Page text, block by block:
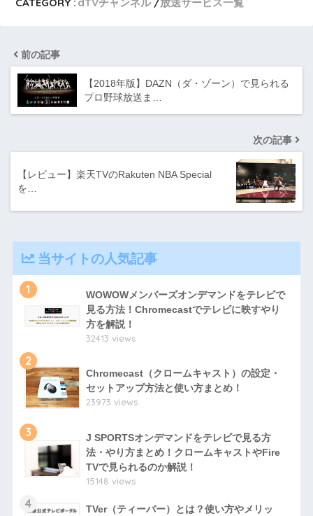
前の記事
【2018年版】DAZN（ダ・ゾーン）で見られる
プロ野球放送ま…
次の記事
【レビュー】楽天TVのRakuten NBA Special
を…
当サイトの人気記事
1
WOWOWメンバーズオンデマンドをテレビで
見る方法！Chromecastでテレビに映すやり
方を解説！
32413 views
2
Chromecast（クロームキャスト）の設定・
セットアップ方法と使い方まとめ！
23973 views
3
J SPORTSオンデマンドをテレビで見る方
法・やり方まとめ！クロームキャストやFire
TVで見られるのか解説！
15148 views
4
TVer（ティーバー）とは？使い方やメリッ